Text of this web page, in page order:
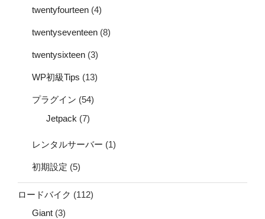
twentyfourteen (4)
twentyseventeen (8)
twentysixteen (3)
WP初級Tips (13)
プラグイン (54)
Jetpack (7)
レンタルサーバー (1)
初期設定 (5)
ロードバイク (112)
Giant (3)